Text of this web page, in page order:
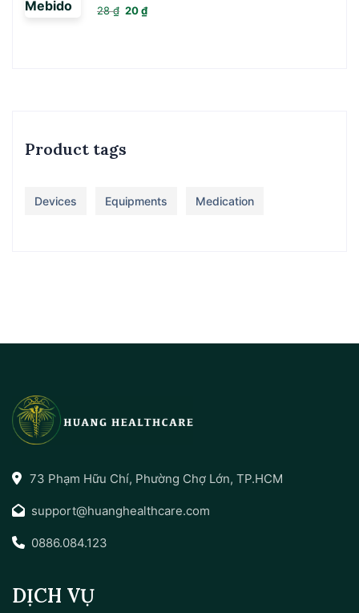
Được xếp
hạng 5.005
28₫ 20₫
Product tags
Devices Equipments Medication
73 Phạm Hữu Chí, Phường Chợ Lớn, TP.HCM
support@huanghealthcare.com
0886.084.123
DỊCH VỤ